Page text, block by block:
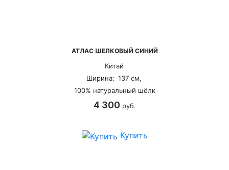
АТЛАС ШЕЛКОВЫЙ СИНИЙ
Китай
Ширина: 137 см,
100% натуральный шёлк
4 300руб.
Купить